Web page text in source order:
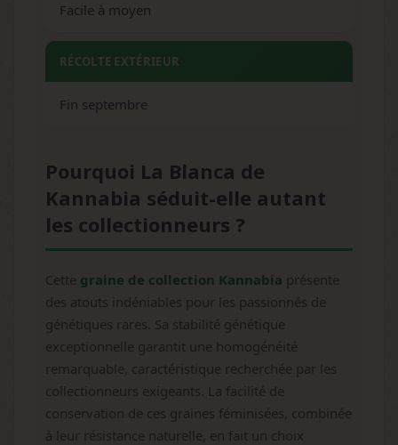
Facile à moyen
RÉCOLTE EXTÉRIEUR
Fin septembre
Pourquoi La Blanca de
Kannabia séduit-elle autant
les collectionneurs ?
Cette graine de collection Kannabia présente
des atouts indéniables pour les passionnés de
génétiques rares. Sa stabilité génétique
exceptionnelle garantit une homogénéité
remarquable, caractéristique recherchée par les
collectionneurs exigeants. La facilité de
conservation de ces graines féminisées, combinée
à leur résistance naturelle, en fait un choix